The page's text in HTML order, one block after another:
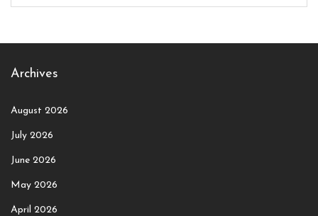
Archives
August 2026
July 2026
June 2026
May 2026
April 2026